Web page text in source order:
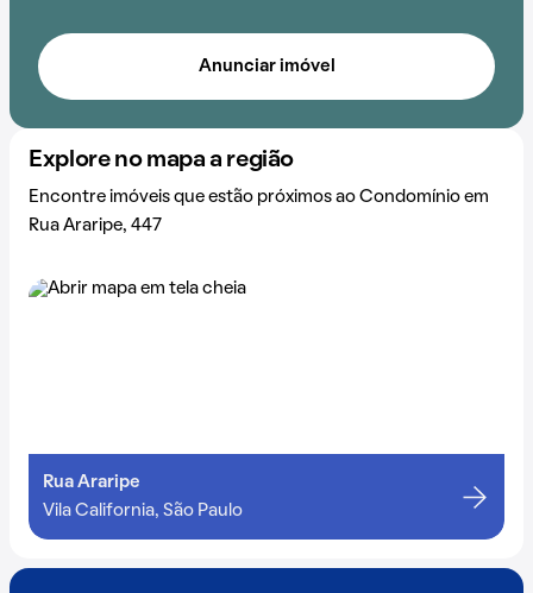
Anunciar imóvel
Explore no mapa a região
Encontre imóveis que estão próximos ao Condomínio em
Rua Araripe, 447
Rua Araripe
Vila California, São Paulo